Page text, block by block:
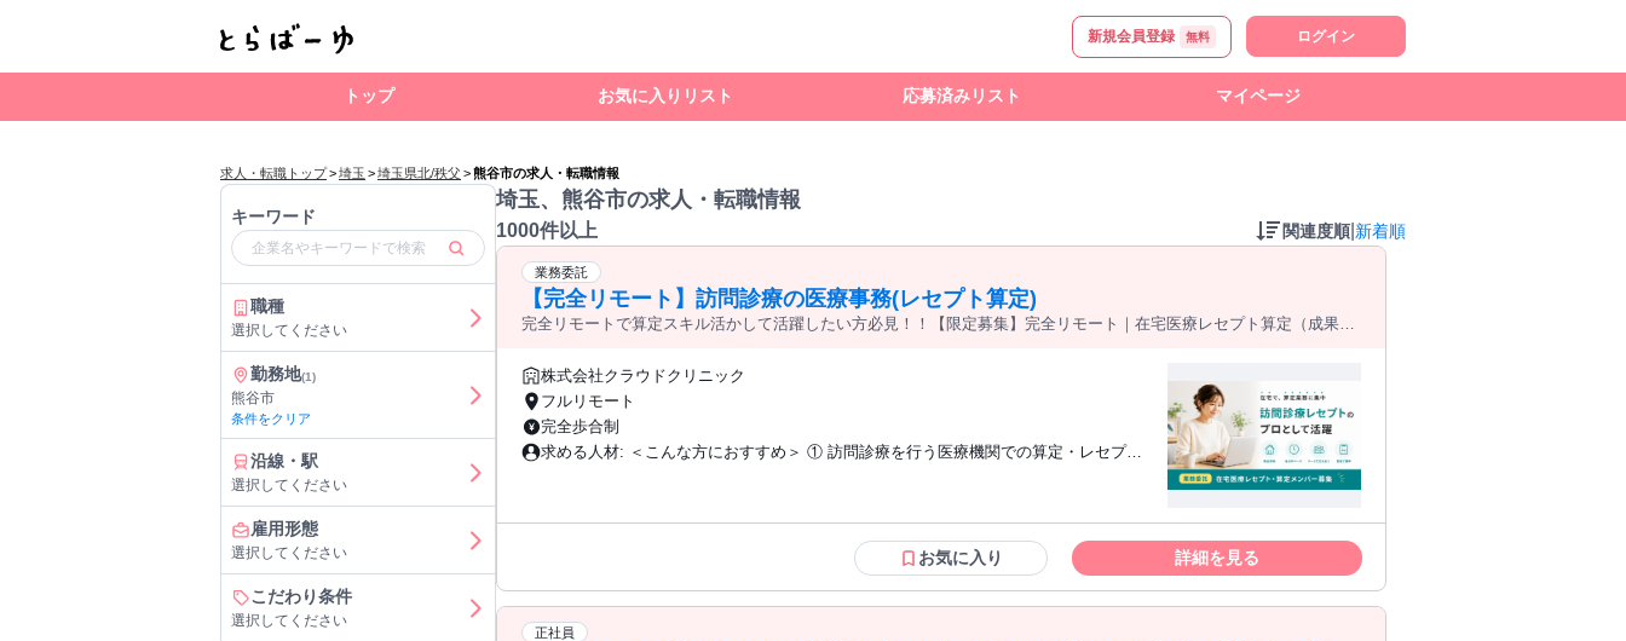
新規会員登録 無料 ログイン
トップ お気に入りリスト 応募済みリスト マイページ
求人・転職トップ>埼玉 >埼玉県北/秩父 >熊谷市の求人・転職情報
キーワード
職種
選択してください
勤務地(1)
熊谷市
条件をクリア
沿線・駅
選択してください
雇用形態
選択してください
こだわり条件
選択してください
埼玉、熊谷市の求人・転職情報
1000件以上 関連度順 新着順
業務委託
【完全リモート】訪問診療の医療事務(レセプト算定)
完全リモートで算定スキル活かして活躍したい方必見！！【限定募集】完全リモート｜在宅医療レセプト算定（成果報
株式会社クラウドクリニック
フルリモート
完全歩合制
求める人材: ＜こんな方におすすめ＞ ① 訪問診療を行う医療機関での算定・レセプト
算定・レセプト経験を活かし、完全リモート環境での転職を検討している方 （業務委
託から正社員登用の実績あり） ③ 勤務時間ではなく、アウトプットや成果を重視した
ト業務の実務経験1年以上 ・ORCA使用経験 【歓迎要件】 ・在宅医療の点数体系（在
医総管・施設総管・在宅療養指導管理料など）への理解 ・複数クリニックでの算定経
お気に入り 詳細を見る
正社員